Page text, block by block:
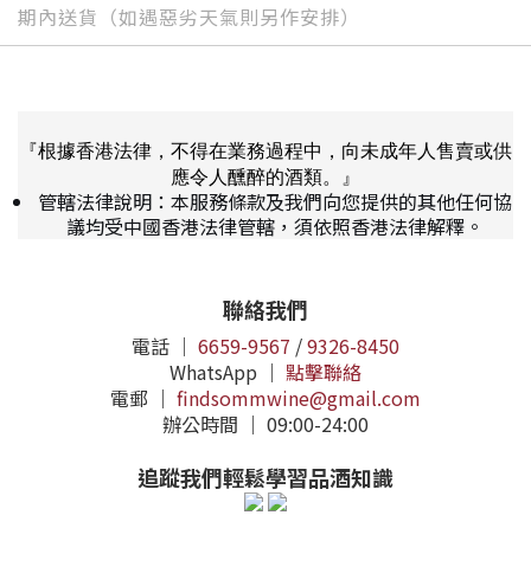
期內送貨（如遇惡劣天氣則另作安排）
『根據香港法律，不得在業務過程中，向未成年人售賣或供
應令人醺醉的酒類。』
管轄法律說明：本服務條款及我們向您提供的其他任何協
議均受中國香港法律管轄，須依照香港法律解釋。
聯絡我們
電話 ｜ 6659-9567 /9326-8450
WhatsApp ｜ 點擊聯絡
電郵 ｜ findsommwine@gmail.com
辦公時間 ｜ 09:00-24:00
追蹤我們輕鬆學習品酒知識